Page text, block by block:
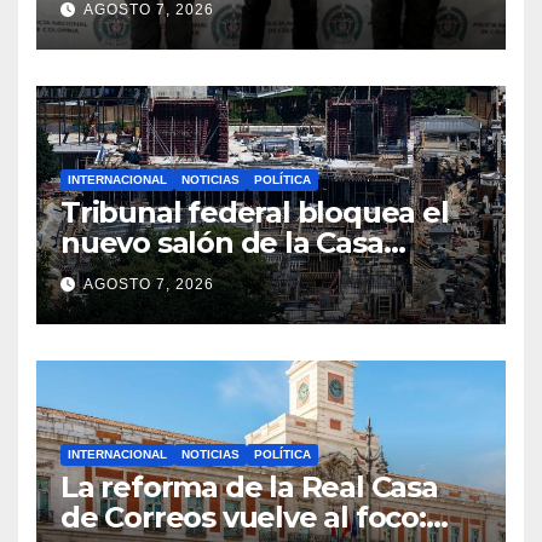
AGOSTO 7, 2026
INTERNACIONAL NOTICIAS POLÍTICA
Tribunal federal bloquea el
nuevo salón de la Casa
Blanca y cuestiona la
autoridad de Trump
AGOSTO 7, 2026
INTERNACIONAL NOTICIAS POLÍTICA
La reforma de la Real Casa
de Correos vuelve al foco: